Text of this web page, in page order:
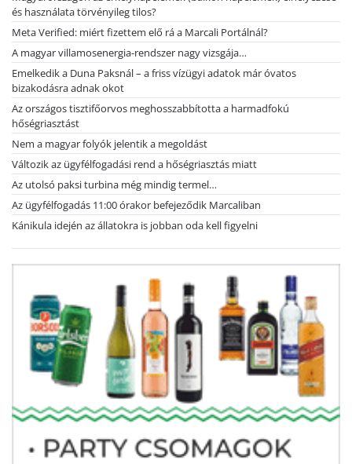
és használata törvényileg tilos?
Meta Verified: miért fizettem elő rá a Marcali Portálnál?
A magyar villamosenergia-rendszer nagy vizsgája…
Emelkedik a Duna Paksnál – a friss vízügyi adatok már óvatos
bizakodásra adnak okot
Az országos tisztifőorvos meghosszabbította a harmadfokú
hőségriasztást
Nem a magyar folyók jelentik a megoldást
Változik az ügyfélfogadási rend a hőségriasztás miatt
Az utolsó paksi turbina még mindig termel…
Az ügyfélfogadás 11:00 órakor befejeződik Marcaliban
Kánikula idején az állatokra is jobban oda kell figyelni